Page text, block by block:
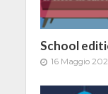
School
16 Maggio